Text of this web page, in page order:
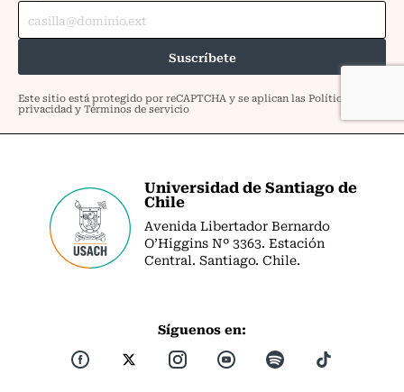
Universidad de Santiago de
Chile
Avenida Libertador Bernardo
O’Higgins Nº 3363. Estación
Central. Santiago. Chile.
Síguenos en: